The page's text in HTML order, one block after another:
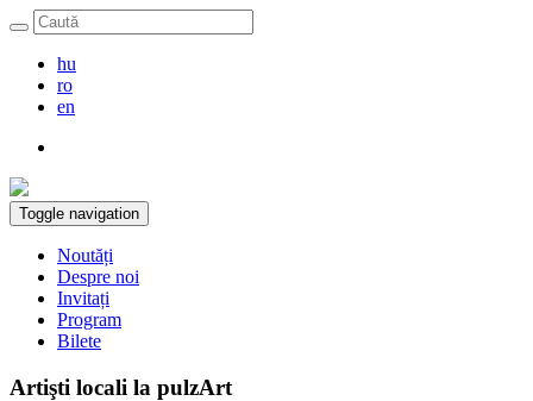
hu
ro
en
Toggle navigation
Noutăți
Despre noi
Invitați
Program
Bilete
Artişti locali la pulzArt